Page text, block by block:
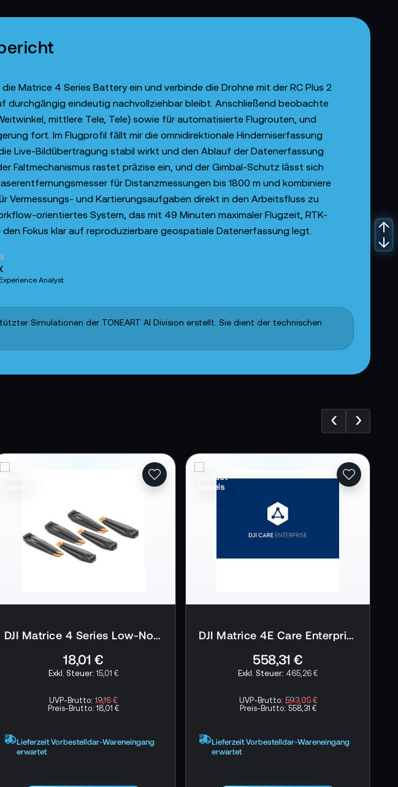
Matrice 4 Series Battery ein und verbinde die Drohne mit der RC Plus 2
durchgängig eindeutig nachvollziehbar bleibt. Anschließend beobachte
mittlere Tele, Tele) sowie für automatisierte Flugrouten, und
fort. Im Flugprofil fällt mir die omnidirektionale Hinderniserfassung
Live-Bildübertragung stabil wirkt und den Ablauf der Datenerfassung
Faltmechanismus rastet präzise ein, und der Gimbal-Schutz lässt sich
für Distanzmessungen bis 1800 m und kombiniere
Vermessungs- und Kartierungsaufgaben direkt in den Arbeitsfluss zu
orientiertes System, das mit 49 Minuten maximaler Flugzeit, RTK-
Fokus klar auf reproduzierbare geospatiale Datenerfassung legt.
Analyst
Simulationen der TONEART AI Division erstellt. Sie dient der technischen
DJI Matrice 4 Series Low-Noise Propellers
18,01 €
15,01 €
UVP-Brutto:19,16 €
Preis-Brutto:18,01 €
Lieferzeit Vorbestelldar-Wareneingang
erwartet
DJI Matrice 4E Care Enterprise Plus EU
558,31 €
465,26 €
UVP-Brutto: 593,95 €
Preis-Brutto: 558,31 €
Lieferzeit Vorbestelldar-Wareneingang
erwartet
‹ ›